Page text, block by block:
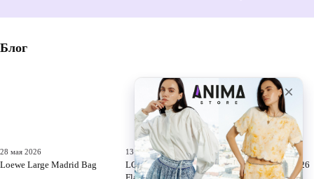
Блог
28 мая 2026
Loewe Large Madrid Bag
13 мая 2026
LOEWE X LOUIS WAIN Cats
10 апреля 2026
MIU MIU 2026